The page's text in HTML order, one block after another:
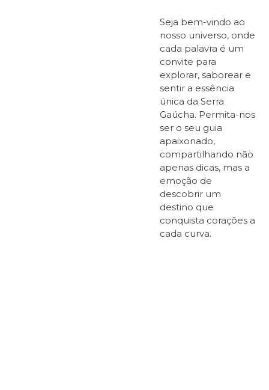
Seja bem-vindo ao
nosso universo, onde
cada palavra é um
convite para
explorar, saborear e
sentir a essência
única da Serra
Gaúcha. Permita-nos
ser o seu guia
apaixonado,
compartilhando não
apenas dicas, mas a
emoção de
descobrir um
destino que
conquista corações a
cada curva.